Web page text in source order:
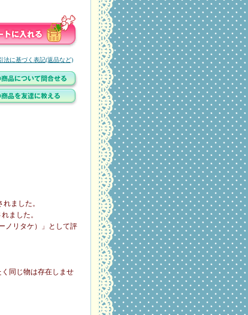
法に基づく表記(返品など)
ました。
ました。
ノリタケ）」として評
同じ物は存在しませ